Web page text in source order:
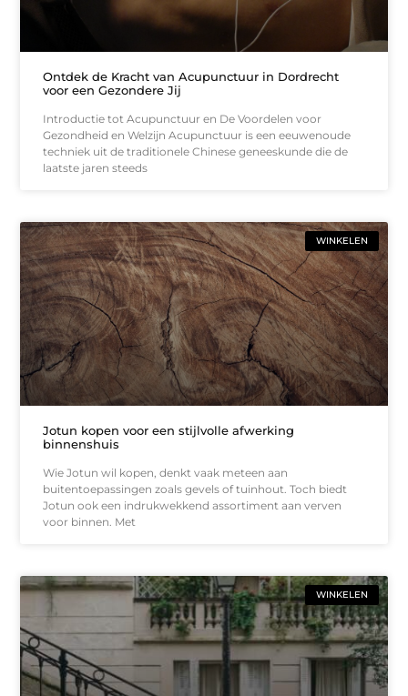
Ontdek de Kracht van Acupunctuur in Dordrecht
voor een Gezondere Jij
Introductie tot Acupunctuur en De Voordelen voor
Gezondheid en Welzijn Acupunctuur is een eeuwenoude
techniek uit de traditionele Chinese geneeskunde die de
laatste jaren steeds
WINKELEN
Jotun kopen voor een stijlvolle afwerking
binnenshuis
Wie Jotun wil kopen, denkt vaak meteen aan
buitentoepassingen zoals gevels of tuinhout. Toch biedt
Jotun ook een indrukwekkend assortiment aan verven
voor binnen. Met
WINKELEN